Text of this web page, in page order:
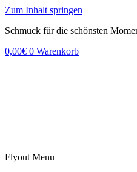
Zum Inhalt springen
Schmuck für die schönsten
0,00€ 0 Warenkorb
Flyout Menu